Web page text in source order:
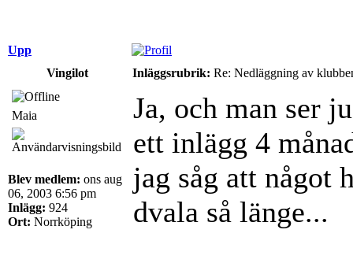
Upp
Vingilot
Inläggsrubrik: Re: Nedläggning av
Maia
Blev medlem: ons aug
06, 2003 6:56 pm
Inlägg: 924
Ort: Norrköping
Ja, och man ser
ett inlägg 4
jag såg att något
dvala så länge...